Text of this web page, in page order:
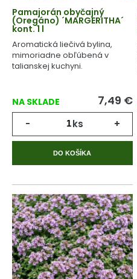
Pamajorán obyčajný
(Oregáno) ´MARGERITHA´
kont. 1 l
Aromatická liečivá bylina,
mimoriadne obľúbená v
talianskej kuchyni.
NA SKLADE 7,49 €
- ks +
DO KOŠÍKA